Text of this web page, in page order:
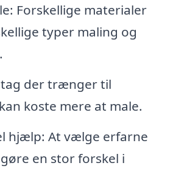
Forskellige materialer
typer maling og
tag der trænger til
koste mere at male.
hjælp: At vælge erfarne
en stor forskel i